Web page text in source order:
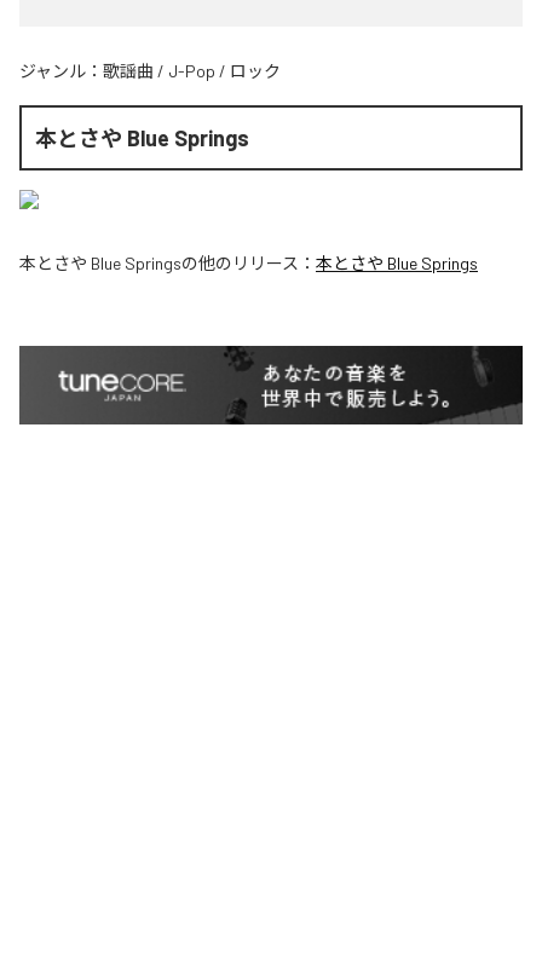
ジャンル： 歌謡曲 / J-Pop / ロック
本とさや Blue Springs
本とさや Blue Springsの他のリリース： 本とさや Blue Springs